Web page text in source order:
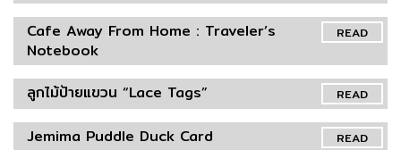
READ
Cafe Away From Home : Traveler’s
Notebook
READ
ลูกไม้ป้ายแขวน “Lace Tags”
READ
Jemima Puddle Duck Card